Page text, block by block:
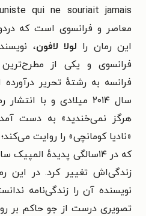
معاصر و فرانسوی است که
این رمان را لولا لافون،
فرانسوی و یکی از
فرانسه به رشتهٔ تحریر
سال ۲۰۱۴ میلادی و با
هرگز نمی‌خندید» به دست
«نادیا کومانچی» را روایت
زندگی‌اش تغییر کرد. در این
نویسنده آن را زندگی‌نامه
تصویری درست از جو حاکم بر